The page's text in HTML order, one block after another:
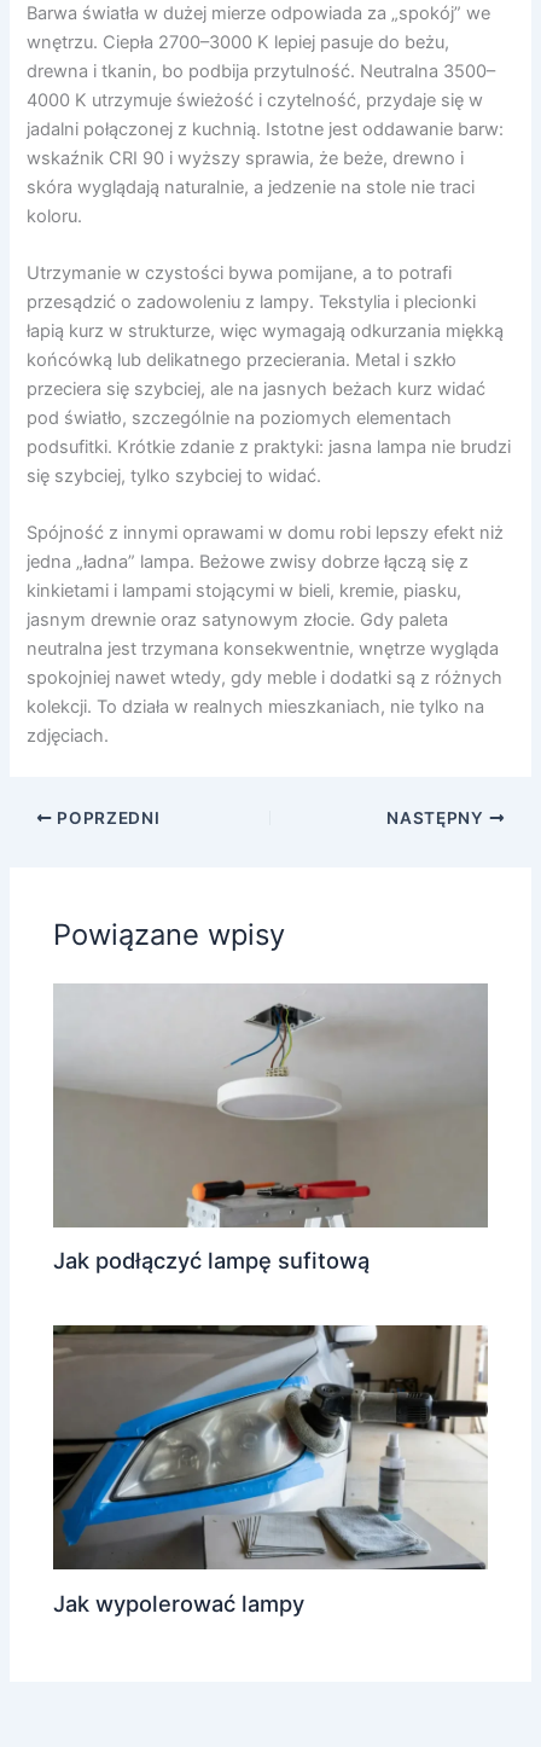
Barwa światła w dużej mierze odpowiada za „spokój” we
wnętrzu. Ciepła 2700–3000 K lepiej pasuje do beżu,
drewna i tkanin, bo podbija przytulność. Neutralna 3500–
4000 K utrzymuje świeżość i czytelność, przydaje się w
jadalni połączonej z kuchnią. Istotne jest oddawanie barw:
wskaźnik CRI 90 i wyższy sprawia, że beże, drewno i
skóra wyglądają naturalnie, a jedzenie na stole nie traci
koloru.
Utrzymanie w czystości bywa pomijane, a to potrafi
przesądzić o zadowoleniu z lampy. Tekstylia i plecionki
łapią kurz w strukturze, więc wymagają odkurzania miękką
końcówką lub delikatnego przecierania. Metal i szkło
przeciera się szybciej, ale na jasnych beżach kurz widać
pod światło, szczególnie na poziomych elementach
podsufitki. Krótkie zdanie z praktyki: jasna lampa nie brudzi
się szybciej, tylko szybciej to widać.
Spójność z innymi oprawami w domu robi lepszy efekt niż
jedna „ładna” lampa. Beżowe zwisy dobrze łączą się z
kinkietami i lampami stojącymi w bieli, kremie, piasku,
jasnym drewnie oraz satynowym złocie. Gdy paleta
neutralna jest trzymana konsekwentnie, wnętrze wygląda
spokojniej nawet wtedy, gdy meble i dodatki są z różnych
kolekcji. To działa w realnych mieszkaniach, nie tylko na
zdjęciach.
POPRZEDNI NASTĘPNY
Powiązane wpisy
Jak podłączyć lampę sufitową
Jak wypolerować lampy